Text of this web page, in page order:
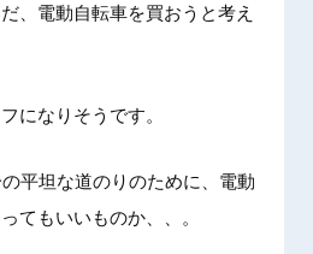
、電動自転車を買おうと考え
になりそうです。
平坦な道のりのために、電動
てもいいものか、、。